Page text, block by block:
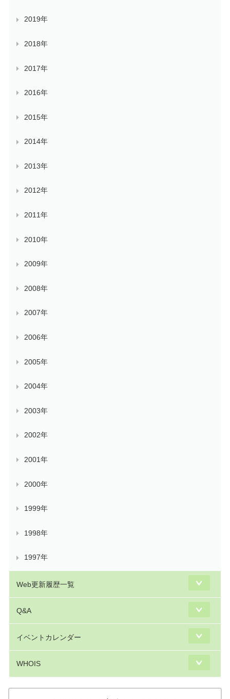
2019年
2018年
2017年
2016年
2015年
2014年
2013年
2012年
2011年
2010年
2009年
2008年
2007年
2006年
2005年
2004年
2003年
2002年
2001年
2000年
1999年
1998年
1997年
Web更新履歴一覧
Q&A
イベントカレンダー
WHOIS